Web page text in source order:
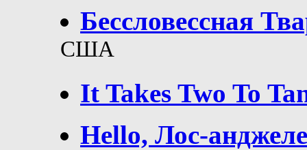
Бессловессная
США
It Takes Two To
Hello, Лос-